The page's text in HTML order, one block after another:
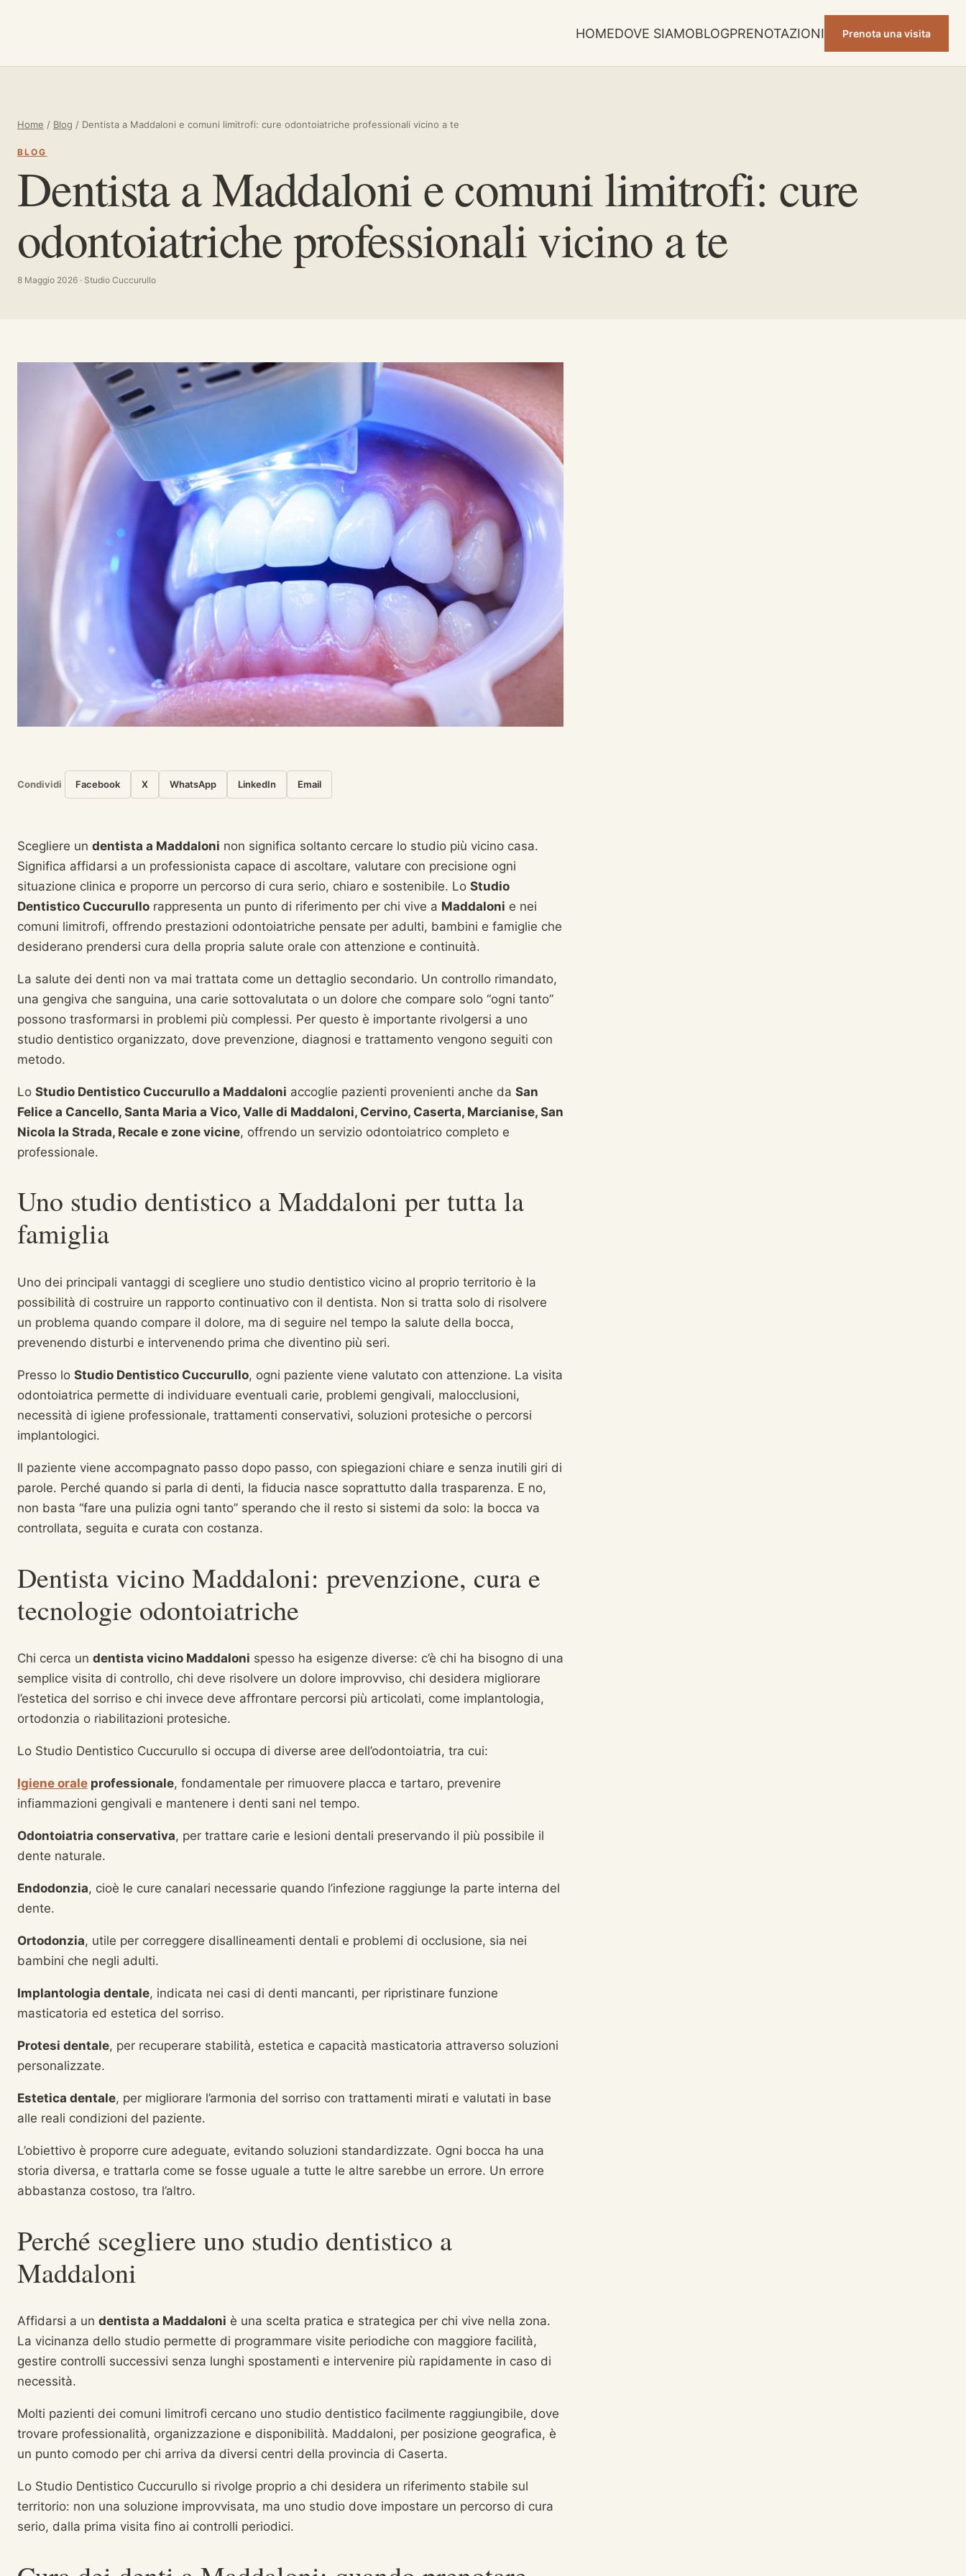
HOMEDOVE SIAMOBLOGPRENOTAZIONI Prenota una visita
Home / Blog / Dentista a Maddaloni e comuni limitrofi: cure odontoiatriche professionali vicino a te
BLOG
Dentista a Maddaloni e comuni limitrofi: cure
odontoiatriche professionali vicino a te
8 Maggio 2026 · Studio Cuccurullo
Condividi Facebook X WhatsApp LinkedIn Email
Scegliere un dentista a Maddaloni non significa soltanto cercare lo studio più vicino casa.
Significa affidarsi a un professionista capace di ascoltare, valutare con precisione ogni
situazione clinica e proporre un percorso di cura serio, chiaro e sostenibile. Lo Studio
Dentistico Cuccurullo rappresenta un punto di riferimento per chi vive a Maddaloni e nei
comuni limitrofi, offrendo prestazioni odontoiatriche pensate per adulti, bambini e famiglie che
desiderano prendersi cura della propria salute orale con attenzione e continuità.
La salute dei denti non va mai trattata come un dettaglio secondario. Un controllo rimandato,
una gengiva che sanguina, una carie sottovalutata o un dolore che compare solo “ogni tanto”
possono trasformarsi in problemi più complessi. Per questo è importante rivolgersi a uno
studio dentistico organizzato, dove prevenzione, diagnosi e trattamento vengono seguiti con
metodo.
Lo Studio Dentistico Cuccurullo a Maddaloni accoglie pazienti provenienti anche da San
Felice a Cancello, Santa Maria a Vico, Valle di Maddaloni, Cervino, Caserta, Marcianise, San
Nicola la Strada, Recale e zone vicine, offrendo un servizio odontoiatrico completo e
professionale.
Uno studio dentistico a Maddaloni per tutta la
famiglia
Uno dei principali vantaggi di scegliere uno studio dentistico vicino al proprio territorio è la
possibilità di costruire un rapporto continuativo con il dentista. Non si tratta solo di risolvere
un problema quando compare il dolore, ma di seguire nel tempo la salute della bocca,
prevenendo disturbi e intervenendo prima che diventino più seri.
Presso lo Studio Dentistico Cuccurullo, ogni paziente viene valutato con attenzione. La visita
odontoiatrica permette di individuare eventuali carie, problemi gengivali, malocclusioni,
necessità di igiene professionale, trattamenti conservativi, soluzioni protesiche o percorsi
implantologici.
Il paziente viene accompagnato passo dopo passo, con spiegazioni chiare e senza inutili giri di
parole. Perché quando si parla di denti, la fiducia nasce soprattutto dalla trasparenza. E no,
non basta “fare una pulizia ogni tanto” sperando che il resto si sistemi da solo: la bocca va
controllata, seguita e curata con costanza.
Dentista vicino Maddaloni: prevenzione, cura e
tecnologie odontoiatriche
Chi cerca un dentista vicino Maddaloni spesso ha esigenze diverse: c’è chi ha bisogno di una
semplice visita di controllo, chi deve risolvere un dolore improvviso, chi desidera migliorare
l’estetica del sorriso e chi invece deve affrontare percorsi più articolati, come implantologia,
ortodonzia o riabilitazioni protesiche.
Lo Studio Dentistico Cuccurullo si occupa di diverse aree dell’odontoiatria, tra cui:
Igiene orale professionale, fondamentale per rimuovere placca e tartaro, prevenire
infiammazioni gengivali e mantenere i denti sani nel tempo.
Odontoiatria conservativa, per trattare carie e lesioni dentali preservando il più possibile il
dente naturale.
Endodonzia, cioè le cure canalari necessarie quando l’infezione raggiunge la parte interna del
dente.
Ortodonzia, utile per correggere disallineamenti dentali e problemi di occlusione, sia nei
bambini che negli adulti.
Implantologia dentale, indicata nei casi di denti mancanti, per ripristinare funzione
masticatoria ed estetica del sorriso.
Protesi dentale, per recuperare stabilità, estetica e capacità masticatoria attraverso soluzioni
personalizzate.
Estetica dentale, per migliorare l’armonia del sorriso con trattamenti mirati e valutati in base
alle reali condizioni del paziente.
L’obiettivo è proporre cure adeguate, evitando soluzioni standardizzate. Ogni bocca ha una
storia diversa, e trattarla come se fosse uguale a tutte le altre sarebbe un errore. Un errore
abbastanza costoso, tra l’altro.
Perché scegliere uno studio dentistico a
Maddaloni
Affidarsi a un dentista a Maddaloni è una scelta pratica e strategica per chi vive nella zona.
La vicinanza dello studio permette di programmare visite periodiche con maggiore facilità,
gestire controlli successivi senza lunghi spostamenti e intervenire più rapidamente in caso di
necessità.
Molti pazienti dei comuni limitrofi cercano uno studio dentistico facilmente raggiungibile, dove
trovare professionalità, organizzazione e disponibilità. Maddaloni, per posizione geografica, è
un punto comodo per chi arriva da diversi centri della provincia di Caserta.
Lo Studio Dentistico Cuccurullo si rivolge proprio a chi desidera un riferimento stabile sul
territorio: non una soluzione improvvisata, ma uno studio dove impostare un percorso di cura
serio, dalla prima visita fino ai controlli periodici.